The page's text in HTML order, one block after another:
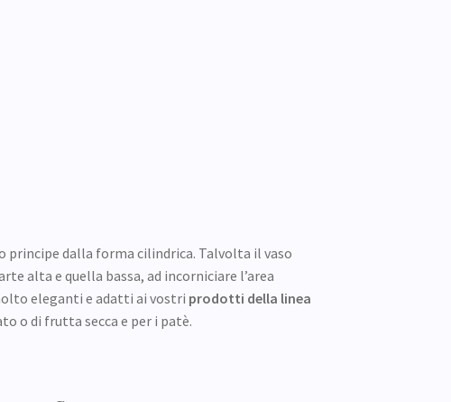
dalla forma cilindrica. Talvolta il vaso
alta e quella bassa, ad incorniciare l’area
eleganti e adatti ai vostri prodotti della linea
o di frutta secca e per i patè.